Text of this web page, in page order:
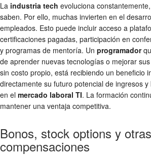
La industria tech evoluciona
saben. Por ello, muchas invierten en el
empleados. Esto puede incluir acceso a
certificaciones pagadas, participación en
y programas de mentoría. Un programador
de aprender nuevas tecnologías o mejorar
sin costo propio, está recibiendo un beneficio
directamente su futuro potencial de ingresos
en el mercado laboral TI. La formación
mantener una ventaja competitiva.
Bonos, stock options y otras
compensaciones